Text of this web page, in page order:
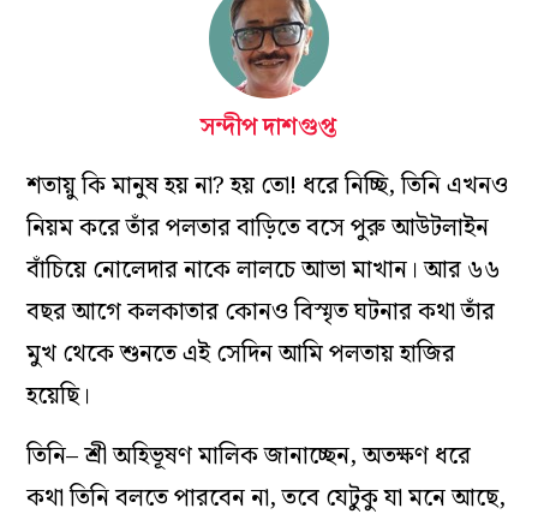
সন্দীপ দাশগুপ্ত
শতায়ু কি মানুষ হয় না? হয় তো! ধরে নিচ্ছি, তিনি এখনও
নিয়ম করে তাঁর পলতার বাড়িতে বসে পুরু আউটলাইন
বাঁচিয়ে নোলেদার নাকে লালচে আভা মাখান‌। আর ৬৬
বছর আগে কলকাতার কোনও বিস্মৃত ঘটনার কথা তাঁর
মুখ থেকে শুনতে এই সেদিন আমি পলতায় হাজির
হয়েছি।
তিনি– শ্রী অহিভূষণ মালিক জানাচ্ছেন, অতক্ষণ ধরে
কথা তিনি বলতে পারবেন না, তবে যেটুকু যা মনে আছে,